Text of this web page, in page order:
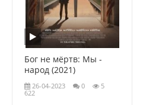
Бог не мёртв: Мы -
народ (2021)
26-04-2023 0
5
622